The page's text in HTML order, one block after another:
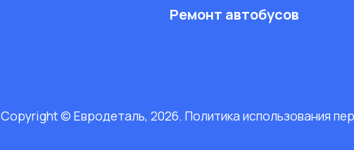
Ремонт автобусов
Copyright © Евродеталь, 2026. Политика использования